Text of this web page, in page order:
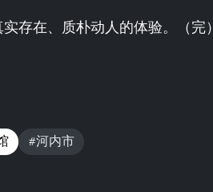
存在、质朴动人的体验。（完）
#河内市